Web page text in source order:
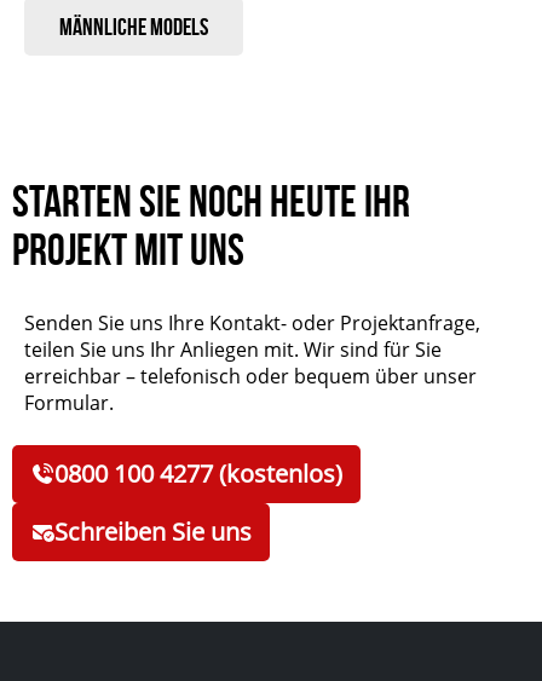
Männliche Models
Starten Sie noch heute Ihr
Projekt mit uns
Senden Sie uns Ihre Kontakt- oder Projektanfrage,
teilen Sie uns Ihr Anliegen mit. Wir sind für Sie
erreichbar – telefonisch oder bequem über unser
Formular.
0800 100 4277 (kostenlos)
Schreiben Sie uns